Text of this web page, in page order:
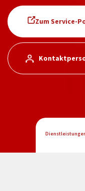
Zum Service-